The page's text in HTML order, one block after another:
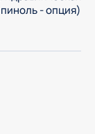
пиноль - опция)